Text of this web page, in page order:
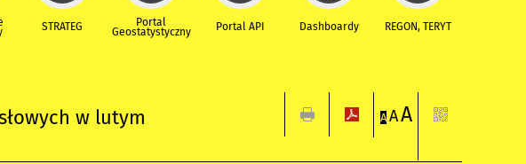
STRATEG Portal
Geostatystyczny Portal API Dashboardy REGON, TERYT
w lutym
A AA